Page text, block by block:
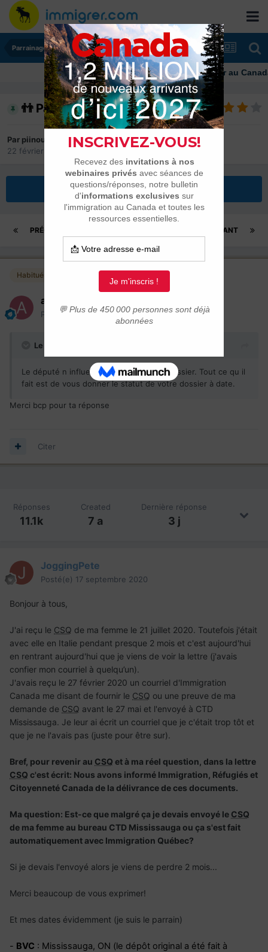
Parrainages et Mariages
Immigrer au Canada:
👬 Parrainage 2019-2026
Par piinoush
22 février 2019
Répondre à ce sujet
PRÉCÉDENT SUIVANT
Habitués
asmaa2020
Posté(e)17 septembre 2020
Le 2020-09-17 à 15:48,
Le député n influence en rien. Dans le dossier. Tout ce qu il
fait est de vous donner le statut de votre dossier à date.
Merci bcp pour ta réponse
Citer
Réponses
11.1k
Created
7 a
Dernière réponse
3 j
JoggingPete
Posté(e) 17 septembre 2020
Bonjour à tous,
J'ai reçu le CSQ de ma femme le 21 juillet 2020. Toutefois j'était
avec elle en Italie pendant presque 2 mois et c'est aujourd'hui
en rentrant aujourd'hui que je viens de voir la lettre (j'avais
confier mon courriel à quelqu’un).
J'avais reçu le 27 février 2020 un courriel d'Immigration
Canada me disant de fournir le CSQ ou une preuve de ma
demande de CSQ avant le 27 mai et l'envoyé à CTD
Mississauga. Je leur ai écrit un courriel que je c'était trop tôt et
que je ne l'avais pas (juste pour être sur).
Bref, pour revenir au CSQ et à ma réel question, dans la lettre
CSQ c'est écrit: Nous avons informé Immigration, Réfugiés et
Citoyenneté Canada de la délivrance de ces documents.
Ma question: Est-ce que malgré ça je devais envoyé le CSQ
de ma femme au bureau CTD Mississauga ou ça s'est fait
automatiquement avec Immigration Québec?
Si je devais l'envoyé alors je viens de perdre 2 mois...
Merci beaucoup de vous exprimer!
Et mes dates évidemment (je suis le parrain)
- BVC : Mississauga, ON (le dépôt original a été fait à